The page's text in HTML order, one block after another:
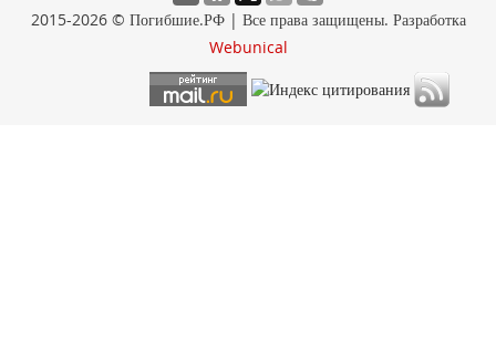
2015-2026 © Погибшие.РФ | Все права защищены. Разработка
Webunical